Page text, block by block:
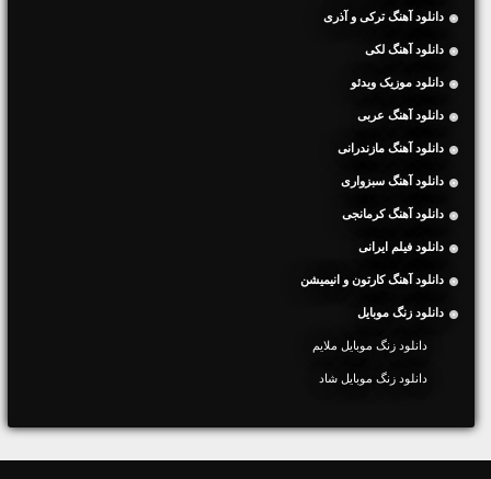
دانلود آهنگ ترکی و آذری
دانلود آهنگ لکی
دانلود موزیک ویدئو
دانلود آهنگ عربی
دانلود آهنگ مازندرانی
دانلود آهنگ سبزواری
دانلود آهنگ کرمانجی
دانلود فیلم ایرانی
دانلود آهنگ کارتون و انیمیشن
دانلود زنگ موبایل
دانلود زنگ موبایل ملایم
دانلود زنگ موبایل شاد